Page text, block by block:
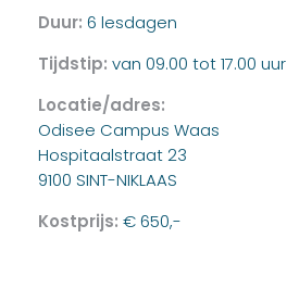
Duur: 6 lesdagen
Tijdstip: van 09.00 tot 17.00 uur
Locatie/adres:
Odisee Campus Waas
Hospitaalstraat 23
9100 SINT-NIKLAAS
Kostprijs: € 650,-